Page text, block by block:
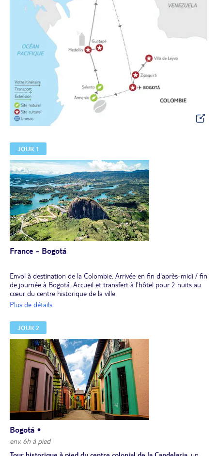
JOUR 1
France - Bogotá
Envol à destination de la Colombie. Arrivée en fin d'après-midi / fin
de journée à Bogotá. Accueil et transfert à l'hôtel pour 2 nuits au
cœur du centre historique de la ville.
Dîner libre.
Plus de détails
JOUR 2
Bogotá •
env. 6h à pied